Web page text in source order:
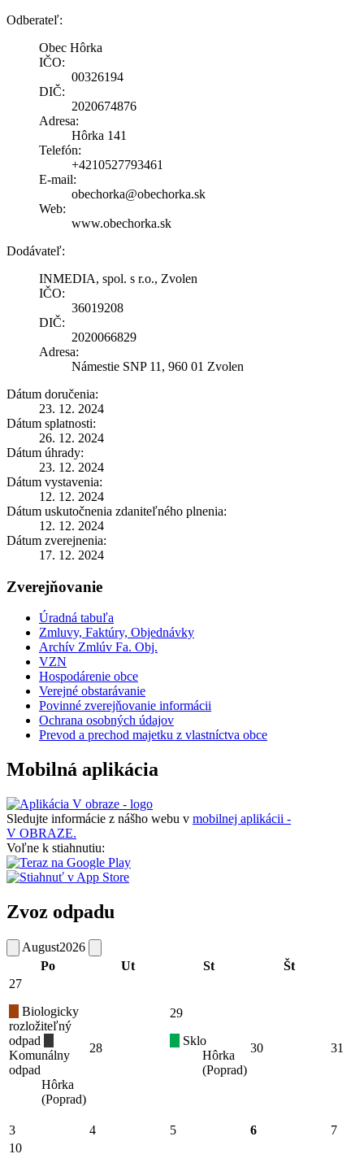
Odberateľ:
Obec Hôrka
IČO:
00326194
DIČ:
2020674876
Adresa:
Hôrka 141
Telefón:
+4210527793461
E-mail:
obechorka@obechorka.sk
Web:
www.obechorka.sk
Dodávateľ:
INMEDIA, spol. s r.o., Zvolen
IČO:
36019208
DIČ:
2020066829
Adresa:
Námestie SNP 11, 960 01 Zvolen
Dátum doručenia:
23. 12. 2024
Dátum splatnosti:
26. 12. 2024
Dátum úhrady:
23. 12. 2024
Dátum vystavenia:
12. 12. 2024
Dátum uskutočnenia zdaniteľného plnenia:
12. 12. 2024
Dátum zverejnenia:
17. 12. 2024
Zverejňovanie
Úradná tabuľa
Zmluvy, Faktúry, Objednávky
Archív Zmlúv Fa. Obj.
VZN
Hospodárenie obce
Verejné obstarávanie
Povinné zverejňovanie informácii
Ochrana osobných údajov
Prevod a prechod majetku z vlastníctva obce
Mobilná aplikácia
Sledujte informácie z nášho webu v mobilnej aplikácii -
V OBRAZE.
Voľne k stiahnutiu:
Zvoz odpadu
August2026
Po
Ut St Št
27
Biologicky
rozložiteľný
odpad
Komunálny
odpad
Hôrka
(Poprad)
28
29
Sklo
Hôrka
(Poprad)
30 31
3 4 5 6
7
10